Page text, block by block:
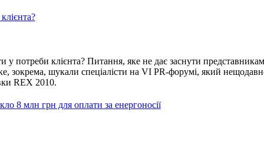
у потреби клієнта? Питання, яке не дає заснути представникам
зокрема, шукали спеціалісти на VI PR-форумі, який
REX 2010.
8 млн грн для оплати за енергоносії